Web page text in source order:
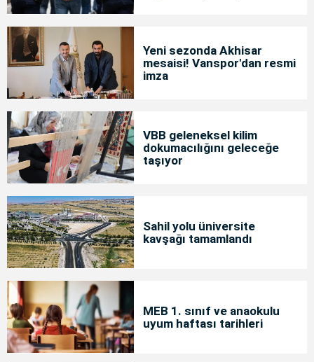
Yeni sezonda Akhisar
mesaisi! Vanspor'dan resmi
imza
VBB geleneksel kilim
dokumacılığını geleceğe
taşıyor
Sahil yolu üniversite
kavşağı tamamlandı
MEB 1. sınıf ve anaokulu
uyum haftası tarihleri